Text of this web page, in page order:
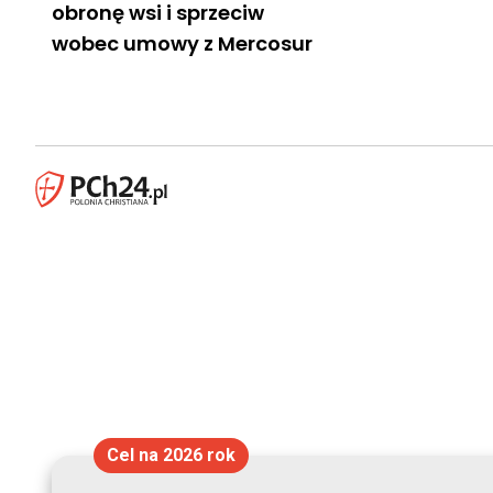
obronę wsi i sprzeciw
wobec umowy z Mercosur
Cel na 2026 rok